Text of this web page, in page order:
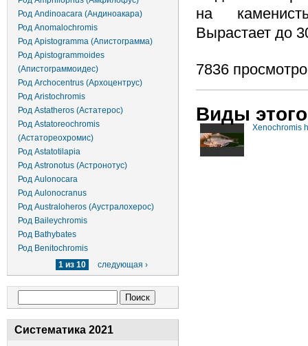
Род Andinoacara (Андиноакара)
Род Anomalochromis
Род Apistogramma (Апистограмма)
Род Apistogrammoides
(Апистограммоидес)
Род Archocentrus (Архоцентрус)
Род Aristochromis
Род Astatheros (Астатерос)
Род Astatoreochromis
(Астатореохромис)
Род Astatotilapia
Род Astronotus (Астронотус)
Род Aulonocara
Род Aulonocranus
Род Australoheros (Аустралохерос)
Род Baileychromis
Род Bathybates
Род Benitochromis
1 из 10
следующая ›
Систематика 2021
на
Вырастает до
7836
Виды
Xenochromis